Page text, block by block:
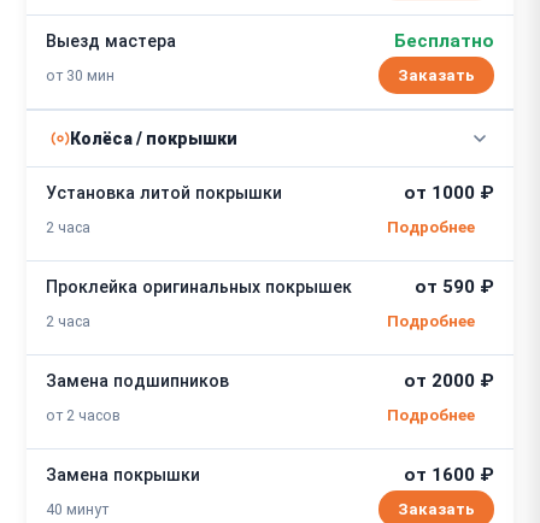
Выезд мастера
от 30 мин
Бесплатно
Заказать
Колёса / покрышки
Установка литой покрышки
2 часа
от 1000 ₽
Проклейка оригинальных покрышек
2 часа
от 590 ₽
Замена подшипников
от 2 часов
от 2000 ₽
Замена покрышки
40 минут
от 1600 ₽